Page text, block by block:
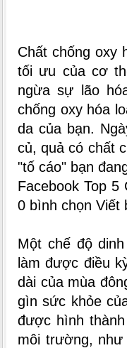
Chất chống oxy
tối ưu của cơ
ngừa sự lão
chống oxy hóa
da của bạn.
củ, quả có chất
"tố cáo" bạn
Facebook Top
0 bình chọn Viết
Một chế độ
làm được điều
dài của mùa
gìn sức khỏe
được hình
môi trường, như